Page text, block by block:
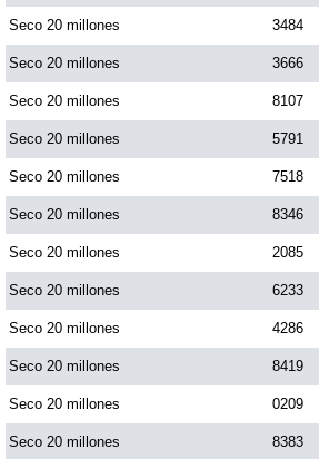
Paisita Noche
Paisita 3
Pick 3 Día
Pick 3 Noche
Pick 4 Día
Pick 4 Noche
Seco 20 millones 3484
Seco 20 millones 3666
Seco 20 millones 8107
Seco 20 millones 5791
Seco 20 millones 7518
Seco 20 millones 8346
Seco 20 millones 2085
Seco 20 millones 6233
Seco 20 millones 4286
Seco 20 millones 8419
Seco 20 millones 0209
Seco 20 millones 8383